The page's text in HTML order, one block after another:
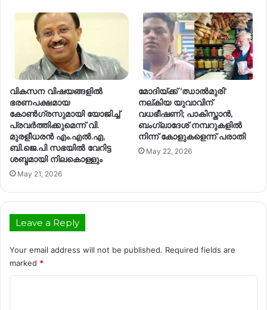
വികസന വിഷയങ്ങളിൽ
ഭരണപക്ഷമായ
കോൺഗ്രസുമായി യോജിച്ച്
പ്രവർത്തിക്കുമെന്ന് വി.
മുരളീധരൻ എം.എൽ.എ,
ബി.ജെ.പി സഭയിൽ വേറിട്ട
ശബ്ദമായി നിലകൊള്ളും
May 21, 2026
മോദിയ്ക്ക് ‘ഝാൽമുരി‘
നല്കിയ യുവാവിന്
വധഭീഷണി; പാകിസ്താൻ,
ബംഗ്ലാദേശ് നമ്പറുകളിൽ
നിന്ന് കോളുകളെന്ന് പരാതി
May 22, 2026
Leave a Reply
Your email address will not be published. Required fields are
marked *